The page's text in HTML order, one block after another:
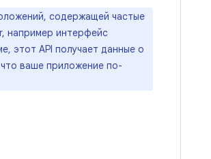
содержащей частые
например интерфейс
этот API получает данные о
ваше приложение по-